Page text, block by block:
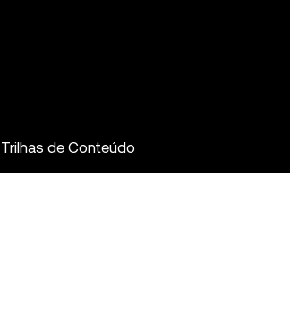
Trilhas de Conteúdo